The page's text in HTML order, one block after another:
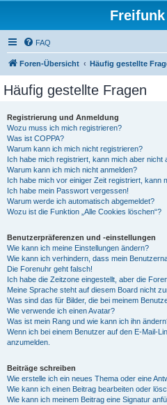
FAQ
Foren-Übersicht Häufig gestellte
Häufig gestellte Fragen
Registrierung und Anmeldung
Wozu muss ich mich registrieren?
Was ist COPPA?
Warum kann ich mich nicht registrieren?
Ich habe mich registriert, kann mich aber nicht
Warum kann ich mich nicht anmelden?
Ich habe mich vor einiger Zeit registriert, kann
Ich habe mein Passwort vergessen!
Warum werde ich automatisch abgemeldet?
Wozu ist die Funktion „Alle Cookies löschen“?
Benutzerpräferenzen und -einstellungen
Wie kann ich meine Einstellungen ändern?
Wie kann ich verhindern, dass mein
Die Forenuhr geht falsch!
Ich habe die Zeitzone eingestellt, aber die
Meine Sprache steht auf diesem Board nicht
Was sind das für Bilder, die bei meinem
Wie verwende ich einen Avatar?
Was ist mein Rang und wie kann ich ihn
Wenn ich bei einem Benutzer auf den E-Mail-
anzumelden.
Beiträge schreiben
Wie erstelle ich ein neues Thema oder eine
Wie kann ich einen Beitrag bearbeiten oder
Wie kann ich meinem Beitrag eine Signatur